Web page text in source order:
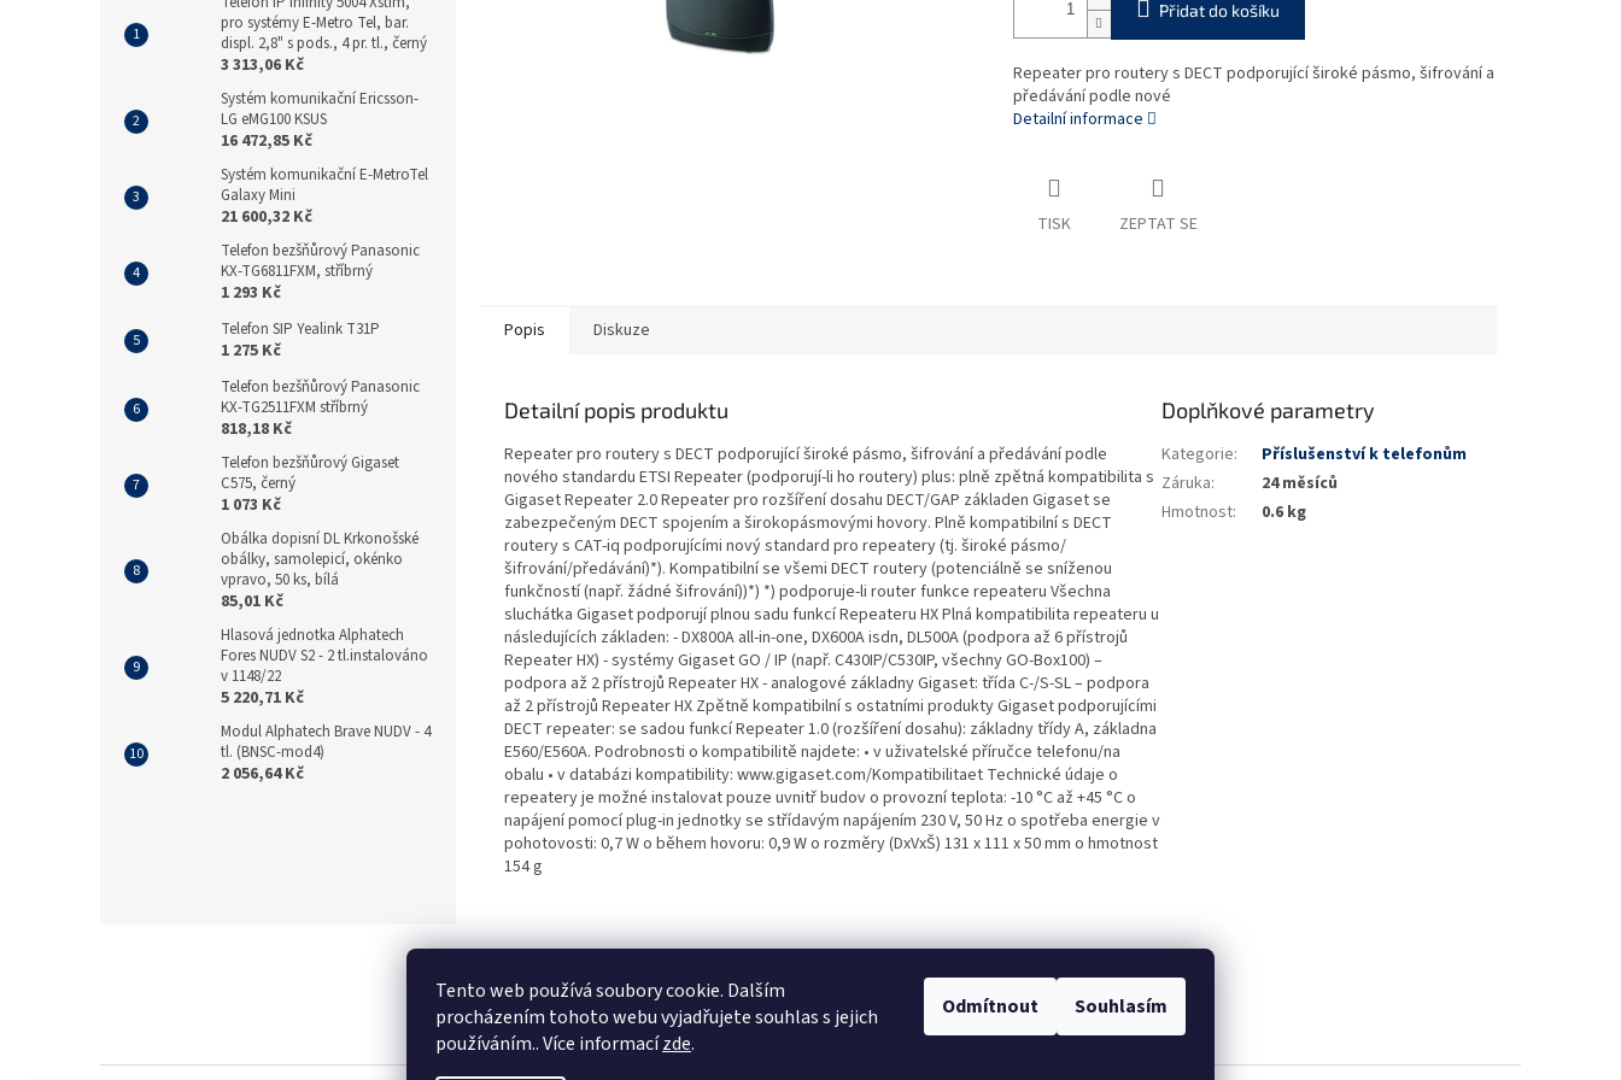
Tento web používá soubory cookie. Dalším
procházením tohoto webu vyjadřujete souhlas s jejich
používáním.. Více informacízde.
Odmítnout Souhlasím
pro systémy E-Metro Tel, bar.
displ. 2,8" s pods., 4 pr. tl., černý
3 313,06 Kč
Systém komunikační Ericsson-
LG eMG100 KSUS
16 472,85 Kč
Systém komunikační E-MetroTel
Galaxy Mini
21 600,32 Kč
Telefon bezšňůrový Panasonic
KX-TG6811FXM, stříbrný
1 293 Kč
Telefon SIP Yealink T31P
1 275 Kč
Telefon bezšňůrový Panasonic
KX-TG2511FXM stříbrný
818,18 Kč
Telefon bezšňůrový Gigaset
C575, černý
1 073 Kč
Obálka dopisní DL Krkonošské
obálky, samolepicí, okénko
vpravo, 50 ks, bílá
85,01 Kč
Hlasová jednotka Alphatech
Fores NUDV S2 - 2 tl.instalováno
v 1148/22
5 220,71 Kč
Modul Alphatech Brave NUDV - 4
tl. (BNSC-mod4)
2 056,64 Kč
Přidat do košíku
Repeater pro routery s DECT podporující široké pásmo, šifrování a
předávání podle nové
Detailní informace
TISK ZEPTAT SE
Popis Diskuze
Detailní popis produktu
Repeater pro routery s DECT podporující široké pásmo, šifrování a předávání podle
nového standardu ETSI Repeater (podporují-li ho routery) plus: plně zpětná kompatibilita s
Gigaset Repeater 2.0 Repeater pro rozšíření dosahu DECT/GAP základen Gigaset se
zabezpečeným DECT spojením a širokopásmovými hovory. Plně kompatibilní s DECT
routery s CAT-iq podporujícími nový standard pro repeatery (tj. široké pásmo/
šifrování/předávání)*). Kompatibilní se všemi DECT routery (potenciálně se sníženou
funkčností (např. žádné šifrování))*) *) podporuje-li router funkce repeateru Všechna
sluchátka Gigaset podporují plnou sadu funkcí Repeateru HX Plná kompatibilita repeateru u
následujících základen: - DX800A all-in-one, DX600A isdn, DL500A (podpora až 6 přístrojů
Repeater HX) - systémy Gigaset GO / IP (např. C430IP/C530IP, všechny GO-Box100) –
podpora až 2 přístrojů Repeater HX - analogové základny Gigaset: třída C-/S-SL – podpora
až 2 přístrojů Repeater HX Zpětně kompatibilní s ostatními produkty Gigaset podporujícími
DECT repeater: se sadou funkcí Repeater 1.0 (rozšíření dosahu): základny třídy A, základna
E560/E560A. Podrobnosti o kompatibilitě najdete: • v uživatelské příručce telefonu/na
obalu • v databázi kompatibility: www.gigaset.com/Kompatibilitaet Technické údaje o
repeatery je možné instalovat pouze uvnitř budov o provozní teplota: -10 °C až +45 °C o
napájení pomocí plug-in jednotky se střídavým napájením 230 V, 50 Hz o spotřeba energie v
pohotovosti: 0,7 W o během hovoru: 0,9 W o rozměry (DxVxŠ) 131 x 111 x 50 mm o hmotnost
154 g
Doplňkové parametry
Kategorie:
Příslušenství k telefonům
Záruka:
24 měsíců
Hmotnost: 0.6 kg